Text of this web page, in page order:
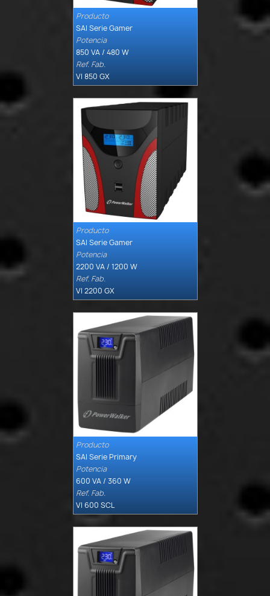

Producto
SAI Serie Gamer
Potencia
850 VA / 480 W
Ref. Fab.
VI 850 GX

Producto
SAI Serie Gamer
Potencia
2200 VA / 1200 W
Ref. Fab.
VI 2200 GX

Producto
SAI Serie Primary
Potencia
600 VA / 360 W
Ref. Fab.
VI 600 SCL